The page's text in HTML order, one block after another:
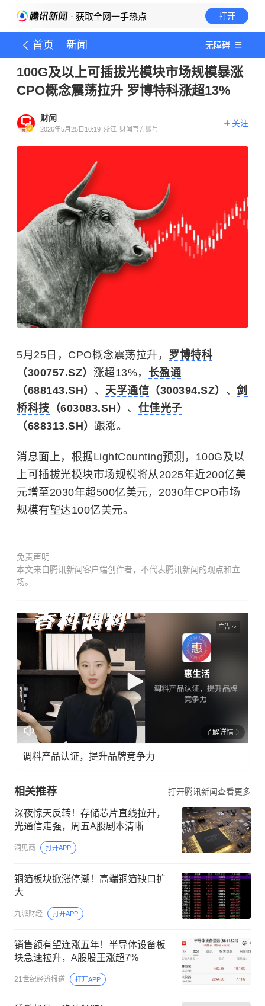
· 获取全网一手热点 打开
首页 新闻 无障碍
100G及以上可插拔光模块市场规模暴涨
CPO概念震荡拉升 罗博特科涨超13%
财闻
2026年5月25日10:19 浙江 财闻官方账号
关注
5月25日，CPO概念震荡拉升， 罗博特科
（300757.SZ） 涨超13%， 长盈通
（688143.SH） 、 天孚通信 （300394.SZ） 、 剑
桥科技 （603083.SH） 、 仕佳光子
（688313.SH） 跟涨。
消息面上，根据LightCounting预测，100G及以
上可插拔光模块市场规模将从2025年近200亿美
元增至2030年超500亿美元，2030年CPO市场
规模有望达100亿美元。
免责声明
本文来自腾讯新闻客户端创作者，不代表腾讯新闻的观点和立
场。
广告
了解详情
调料产品认证，提升品牌竞争力
相关推荐 打开腾讯新闻查看更多
深夜惊天反转！存储芯片直线拉升，
光通信走强，周五A股剧本清晰
洞见商 打开APP
铜箔板块掀涨停潮！高端铜箔缺口扩
大
九派财经 打开APP
销售额有望连涨五年！半导体设备板
块急速拉升，A股股王涨超7%
21世纪经济报道 打开APP